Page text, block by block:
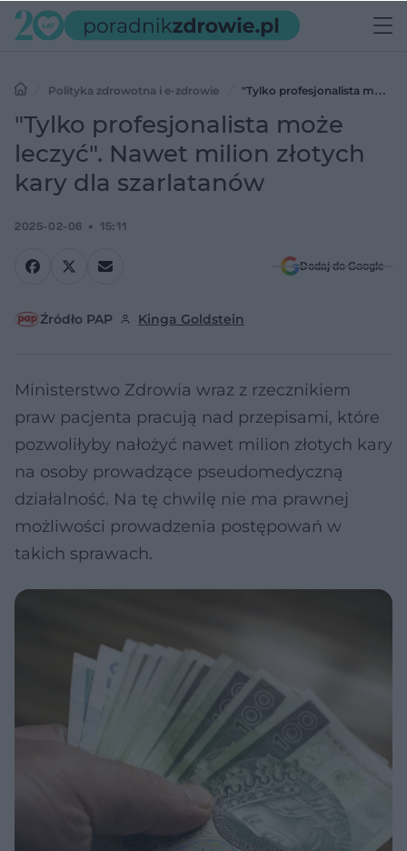
Polityka zdrowotna i e-zdrowie
"Tylko profesjonalista może
leczyć". Nawet milion złotych kary dla szarlatanów
"Tylko profesjonalista może
leczyć". Nawet milion złotych
kary dla szarlatanów
2025-02-06 15:11
Dodaj do Google
Źródło PAP Kinga Goldstein
Ministerstwo Zdrowia wraz z rzecznikiem
praw pacjenta pracują nad przepisami, które
pozwoliłyby nałożyć nawet milion złotych kary
na osoby prowadzące pseudomedyczną
działalność. Na tę chwilę nie ma prawnej
możliwości prowadzenia postępowań w
takich sprawach.